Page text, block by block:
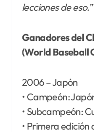
lecciones de eso.”
Ganadores del
(World Baseball
2006 – Japón
• Campeón:
• Subcampeón:
• Primera edición